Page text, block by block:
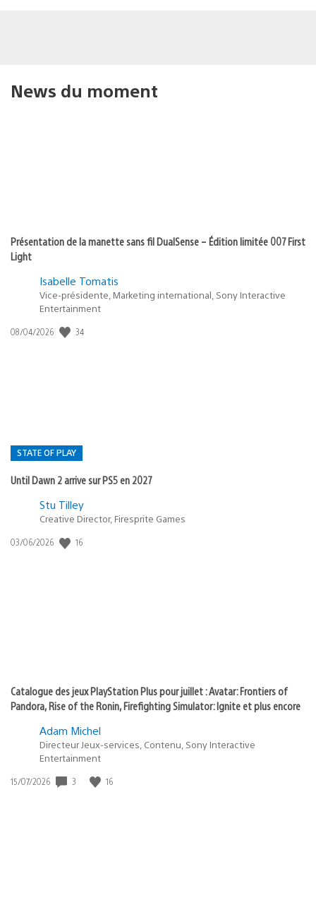
News du moment
Présentation de la manette sans fil DualSense – Édition limitée 007 First
Light
Isabelle Tomatis
Vice-présidente, Marketing international, Sony Interactive
Entertainment
Date
08/04/2026 34
STATE OF PLAY
Until Dawn 2 arrive sur PS5 en 2027
Postée
:
Stu Tilley
Creative Director, Firesprite Games
Date
03/06/2026 16
Catalogue des jeux PlayStation Plus pour juillet : Avatar: Frontiers of
Pandora, Rise of the Ronin, Firefighting Simulator: Ignite et plus encore
Adam Michel
Directeur Jeux-services, Contenu, Sony Interactive
Entertainment
Date
15/07/2026 3 16